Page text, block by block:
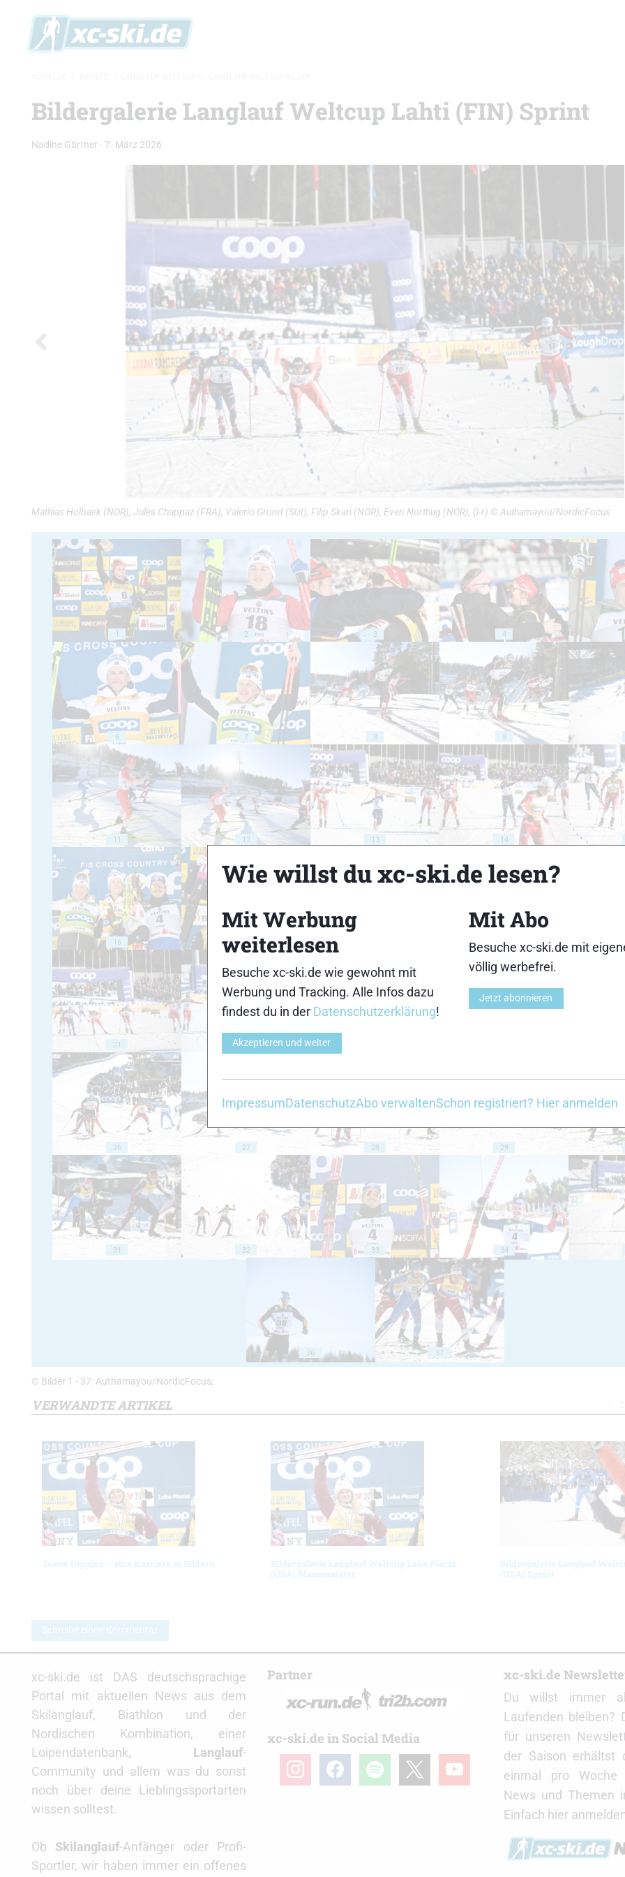
Bildergalerie Langlauf Weltcup Lahti (FIN) Sprint
Nadine Gärtner - 7. März 2026
Mathias Holbaek (NOR), Jules Chappaz (FRA), Valerio Grond (SUI), Filip Skari (NOR), Even Northug (NOR), (l-r) © Authamayou/NordicFocus
1 2 3 4
6 7 8 9
11 12 13 14
16 17 19
21 22
26 27 28 29
31 32 33 34
36 37
© Bilder 1 - 37: Authamayou/NordicFocus;
VERWANDTE ARTIKEL
Jessie Diggins – eine Karriere in Bildern
Bildergalerie Langlauf Weltcup Lake Placid
(USA) Massenstarts
Bildergalerie Langlauf
(USA) Sprint
Schreibe einen Kommentar
xc-ski.de ist DAS deutschsprachige
Portal mit aktuellen News aus dem
Skilanglauf, Biathlon und der
Nordischen Kombination, einer
Loipendatenbank, Langlauf-
Community und allem was du sonst
noch über deine Lieblingssportarten
wissen solltest.
Ob Skilanglauf-Anfänger oder Profi-
Sportler, wir haben immer ein offenes
Partner
xc-ski.de in Social Media
instagramfacebookspotify youtube
xc-ski.de
Du willst immer
Laufenden bleiben?
für unseren
der Saison erhältst
einmal pro Woche
News und Themen
Einfach hier
Wie willst du xc-ski.de lesen?
Mit Werbung
weiterlesen
Besuche xc-ski.de wie gewohnt mit
Werbung und Tracking. Alle Infos dazu
findest du in der Datenschutzerklärung!
Akzeptieren und weiter
Mit Abo
Besuche xc-ski.de mit
völlig werbefrei.
Jetzt abonnieren
ImpressumDatenschutzAbo verwaltenSchon registriert? Hier anmelden